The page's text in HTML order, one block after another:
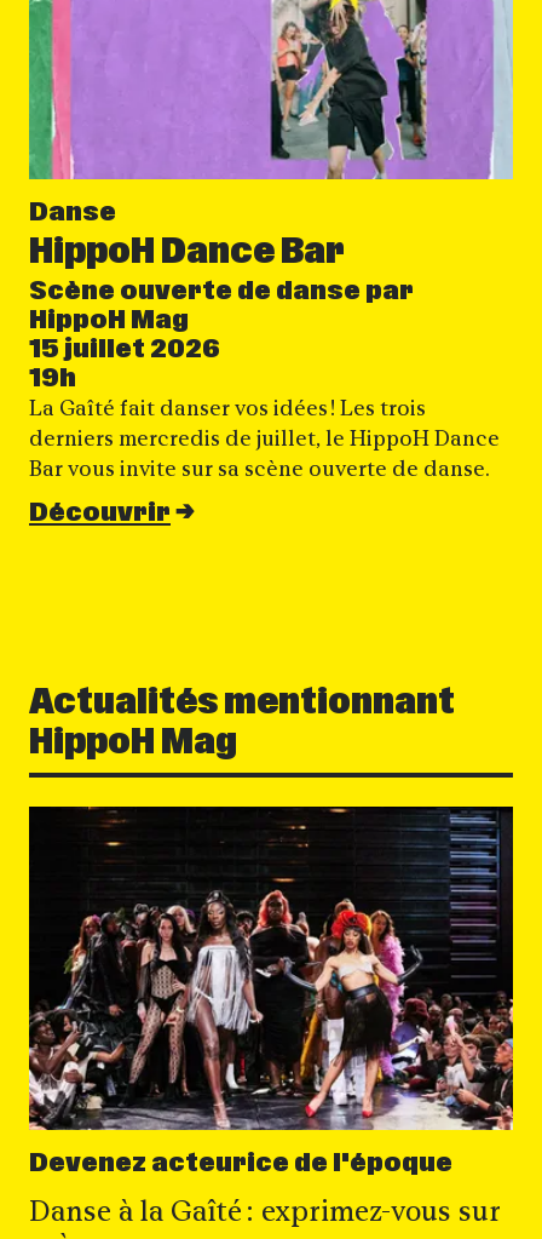
HippoH Dance Bar
Scène ouverte de danse par
HippoH Mag
15 juillet 2026
19h
La Gaîté fait danser vos idées ! Les trois
derniers mercredis de juillet, le HippoH Dance
Bar vous invite sur sa scène ouverte de danse.
Danse
Découvrir
Actualités mentionnant
HippoH Mag
Danse à la Gaîté : exprimez-vous sur
Devenez acteurice de l'époque